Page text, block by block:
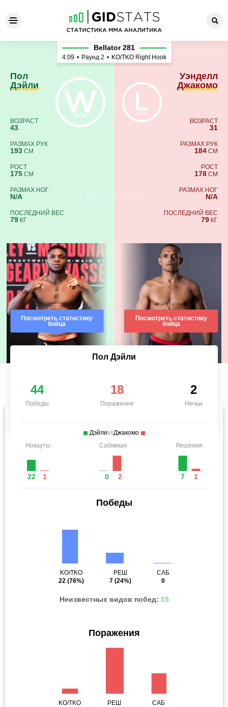
Пол Дэйли - Уэнделл
Пол
Дэйли
ВОЗРАСТ
43
РАЗМАХ РУК
193 СМ
РОСТ
175 СМ
РАЗМАХ НОГ
N/A
ПОСЛЕДНИЙ ВЕС
79 КГ
Посмотреть статистику
бойца
Bellator 281
4:09 • Раунд 2 • KO/TKO Right Hook
Уэнделл
Джакомо
ВОЗРАСТ
31
РАЗМАХ РУК
184 СМ
РОСТ
178 СМ
РАЗМАХ НОГ
N/A
ПОСЛЕДНИЙ ВЕС
79 КГ
Посмотреть статистику
бойца
Пол Дэйли
44
Победы
18
Поражения
2
Ничьи
ДэйлиvsДжакомо
Нокауты
22 1
Сабмишн
0 2
Решения
7 1
Победы
KO/TKO
22 (76%)
РЕШ
7 (24%)
САБ
0
Неизвестных видов побед: 15
Поражения
KO/TKO
РЕШ
САБ